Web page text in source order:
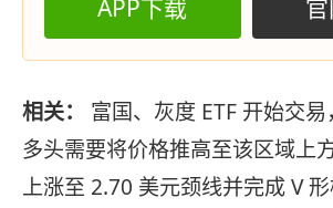
APP下载
相关：
富国、灰度 ETF 开始交易
多头需要将价格推高至该区域上
上涨至 2.70 美元颈线并完成 V